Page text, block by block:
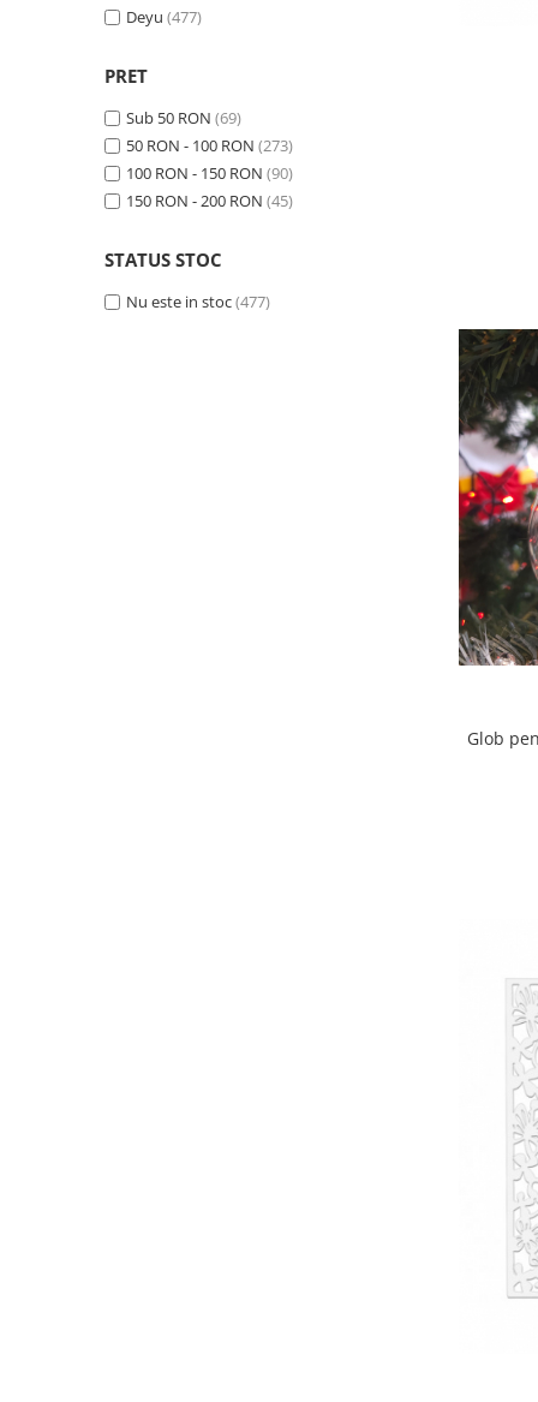
Tricouri Aniversare
Tricouri Burlaci
Tricouri Familie
Tricouri Diverse
Tricouri Azi esti Tanar si maine...
Tricouri Mamici
Tricouri Pensionari
Deyu (477)
PRET
Sub 50 RON (69)
50 RON - 100 RON (273)
100 RON - 150 RON (90)
150 RON - 200 RON (45)
STATUS STOC
Nu este in stoc(477)
Glob